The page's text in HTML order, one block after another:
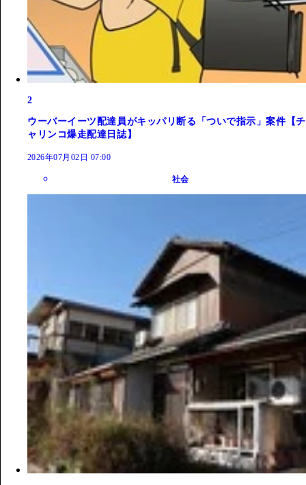
2
ウーバーイーツ配達員がキッパリ断る「ついで指示」案件【チ
ャリンコ爆走配達日誌】
2026年07月02日 07:00
社会